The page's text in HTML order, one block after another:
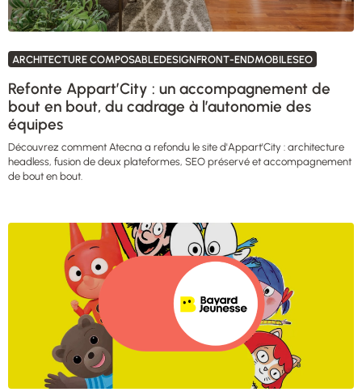
ARCHITECTURE COMPOSABLEDESIGNFRONT-ENDMOBILESEO
Refonte Appart’City : un accompagnement de
bout en bout, du cadrage à l’autonomie des
équipes
Découvrez comment Atecna a refondu le site d'Appart'City : architecture
headless, fusion de deux plateformes, SEO préservé et accompagnement
de bout en bout.